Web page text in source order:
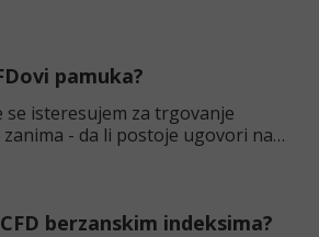
pamuka?
se isteresujem za trgovanje
- da li postoje ugovori na
berzanskim indeksima?